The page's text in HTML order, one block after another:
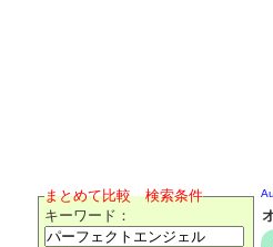
まとめて比較 検索条件
キーワード：